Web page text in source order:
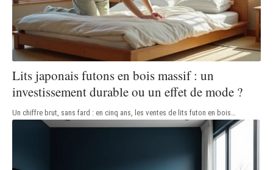
Lits japonais futons en bois massif : un
investissement durable ou un effet de mode ?
Un chiffre brut, sans fard : en cinq ans, les ventes de lits futon en bois